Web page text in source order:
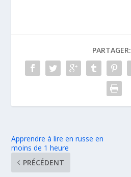
PARTAGER:
Apprendre à lire en russe en
moins de 1 heure
PRÉCÉDENT